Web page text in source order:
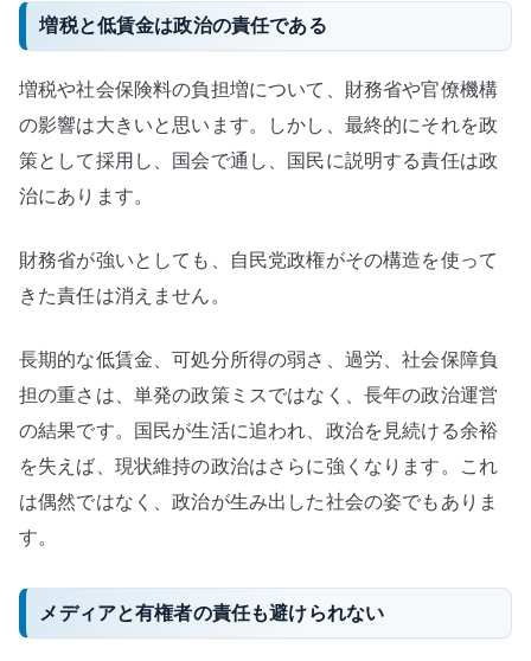
増税と低賃金は政治の責任である
増税や社会保険料の負担増について、財務省や官僚機構
の影響は大きいと思います。しかし、最終的にそれを政
策として採用し、国会で通し、国民に説明する責任は政
治にあります。
財務省が強いとしても、自民党政権がその構造を使って
きた責任は消えません。
長期的な低賃金、可処分所得の弱さ、過労、社会保障負
担の重さは、単発の政策ミスではなく、長年の政治運営
の結果です。国民が生活に追われ、政治を見続ける余裕
を失えば、現状維持の政治はさらに強くなります。これ
は偶然ではなく、政治が生み出した社会の姿でもありま
す。
メディアと有権者の責任も避けられない